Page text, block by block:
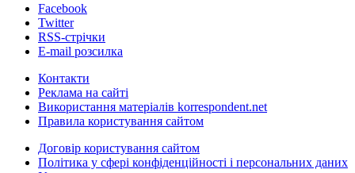
Facebook
Twitter
RSS-стрічки
E-mail розсилка
Контакти
Реклама на сайті
Використання матеріалів korrespondent.net
Правила користування сайтом
Договір користування сайтом
Політика у сфері конфіденційності і персональних даних